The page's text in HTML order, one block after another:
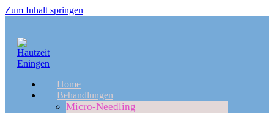
Zum Inhalt springen
Home
Behandlungen
Micro-Needling